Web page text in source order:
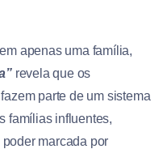
apenas uma família,
revela que os
parte de um sistema
famílias influentes,
marcada por